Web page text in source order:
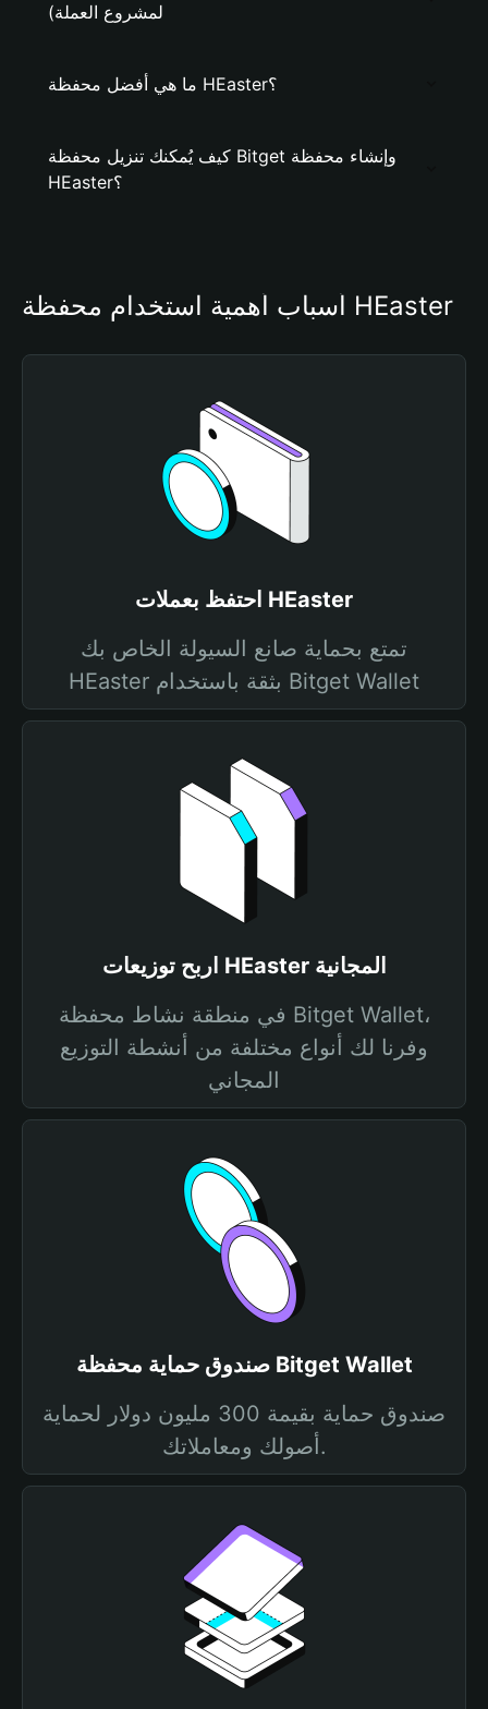
لمشروع العملة)
ما هي أفضل محفظة HEaster؟
كيف يُمكنك تنزيل محفظة Bitget وإنشاء محفظة
HEaster؟
أسباب أهمية استخدام محفظة HEaster
احتفظ بعملات HEaster
تمتع بحماية صانع السيولة الخاص بك
HEaster بثقة باستخدام Bitget Wallet
اربح توزيعات HEaster المجانية
في منطقة نشاط محفظة Bitget Wallet،
وفرنا لك أنواع مختلفة من أنشطة التوزيع
المجاني
صندوق حماية محفظة Bitget Wallet
صندوق حماية بقيمة 300 مليون دولار لحماية
أصولك ومعاملاتك.